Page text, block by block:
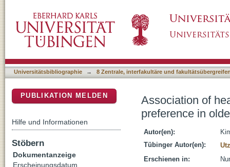
correlational, descriptive study
Universitätsbibliographie → 8 Zentrale, interfakultäre und
Association of
preference in
Autor(en):
Tübinger Autor(en):
Erschienen in:
PUBLIKATION MELDEN
Hilfe und Informationen
Stöbern
Dokumentanzeige
Erscheinungsdatum